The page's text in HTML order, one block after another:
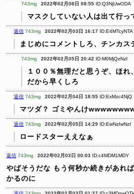
743mg 2022年02月08日 08:55 ID:Q3NjUwODA
マスクしていない人は出て行っ
返信 743mg 2022年02月03日 16:17 ID:E4MTcyNTA
まじめにコメントしろ、チンカス
743mg 2022年02月05日 20:42 ID:M0MjQzNzI
１００％無理だと思うぞ、ほ
だから早くしろ
返信 743mg 2022年02月04日 18:55 ID:ExMzc4NjQ
マツダ？ ゴミやんけ
返信 743mg 2022年02月05日 14:29 ID:EwNzIwNzI
ロードスターええなぁ
返信 743mg 2022年02月03日 00:03 ID:c4MDM1MDY
やばそうだな もう何秒か続きがあれ
かるのに